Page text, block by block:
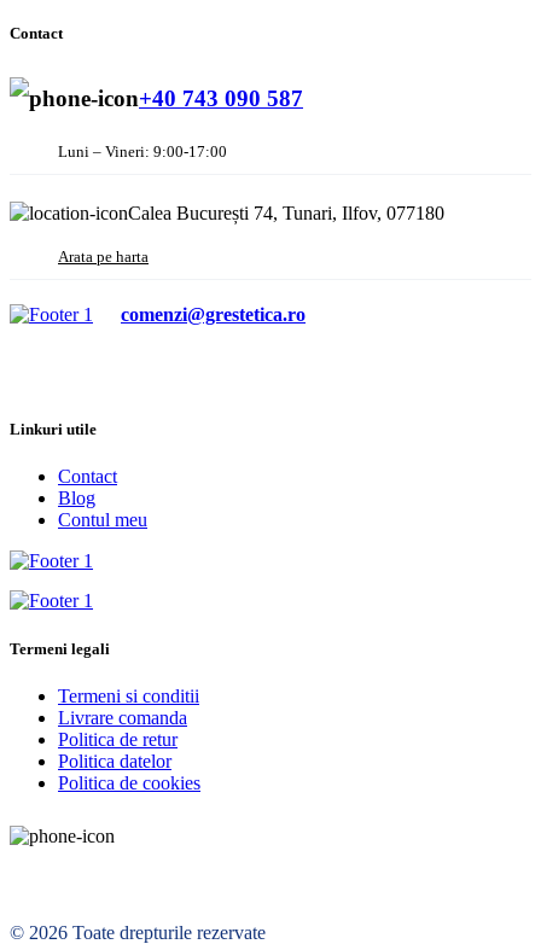
Contact
+40 743 090 587
Luni – Vineri: 9:00-17:00
Calea București 74, Tunari, Ilfov, 077180
Arata pe harta
comenzi@grestetica.ro
Linkuri utile
Contact
Blog
Contul meu
Termeni legali
Termeni si conditii
Livrare comanda
Politica de retur
Politica datelor
Politica de cookies
© 2026 Toate drepturile rezervate